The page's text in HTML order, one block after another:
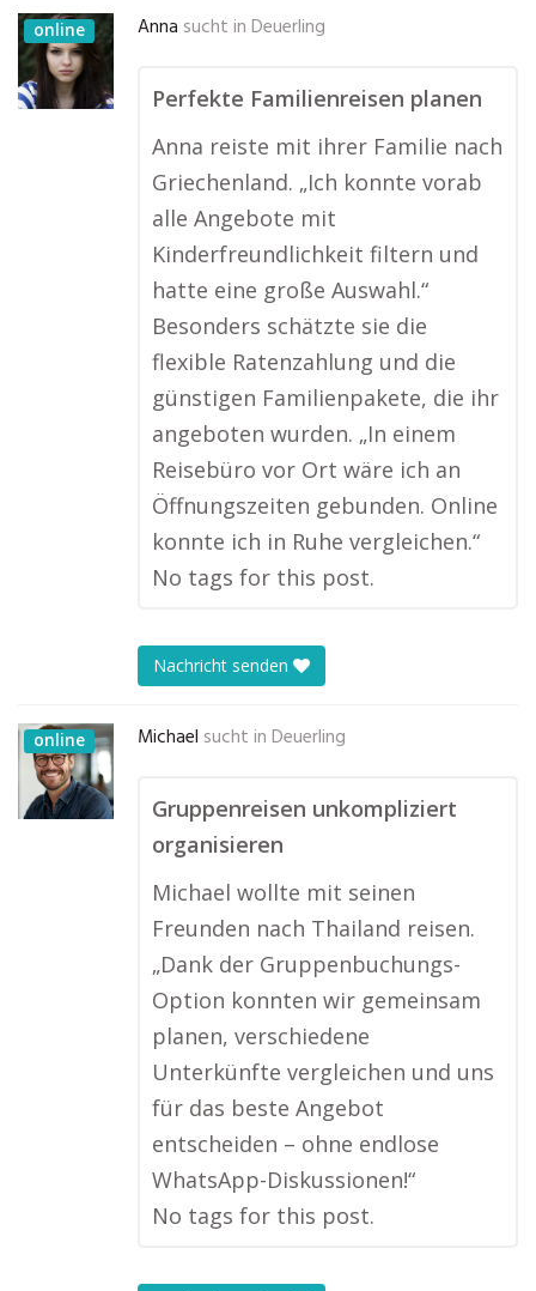
online Anna sucht in Deuerling
Perfekte Familienreisen planen
Anna reiste mit ihrer Familie nach
Griechenland. „Ich konnte vorab
alle Angebote mit
Kinderfreundlichkeit filtern und
hatte eine große Auswahl.“
Besonders schätzte sie die
flexible Ratenzahlung und die
günstigen Familienpakete, die ihr
angeboten wurden. „In einem
Reisebüro vor Ort wäre ich an
Öffnungszeiten gebunden. Online
konnte ich in Ruhe vergleichen.“
No tags for this post.
Nachricht senden
online Michael sucht in Deuerling
Gruppenreisen unkompliziert
organisieren
Michael wollte mit seinen
Freunden nach Thailand reisen.
„Dank der Gruppenbuchungs-
Option konnten wir gemeinsam
planen, verschiedene
Unterkünfte vergleichen und uns
für das beste Angebot
entscheiden – ohne endlose
WhatsApp-Diskussionen!“
No tags for this post.